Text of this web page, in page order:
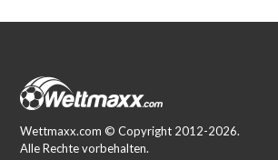
Wettmaxx.com © Copyright 2012-2026.
Alle Rechte vorbehalten.